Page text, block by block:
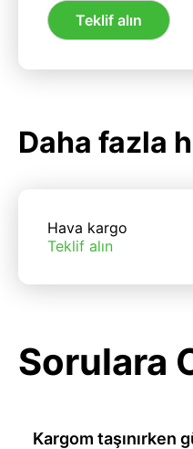
Teklif alın
Daha fazla
Hava kargo
Teklif alın
Sorulara
Kargom taşınırken